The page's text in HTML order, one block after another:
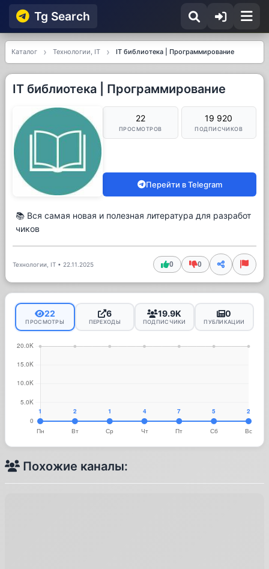
Tg Searсh
Каталог Технологии, IT IT библиотека | Программирование
IT библиотека | Программирование
22
ПРОСМОТРОВ
19 920
ПОДПИСЧИКОВ
Перейти в Telegram
📚 Вся самая новая и полезная литература для разработ
чиков
Технологии, IT • 22.11.2025 0 0
22
ПРОСМОТРЫ
6
ПЕРЕХОДЫ
19.9K
ПОДПИСЧИКИ
0
ПУБЛИКАЦИИ
Похожие каналы: